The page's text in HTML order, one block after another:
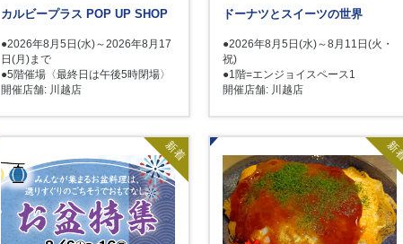
カルビープラス POP UP SHOP
●2026年8月5日(水)～2026年8月17
日(月)まで
●5階催場〈最終日は午後5時閉場〉
開催店舗: 川越店
ドーナツとスイーツの世界
●2026年8月5日(水)～8月11日(火・
祝)
●1階=エンジョイスペース1
開催店舗: 川越店
新着 新